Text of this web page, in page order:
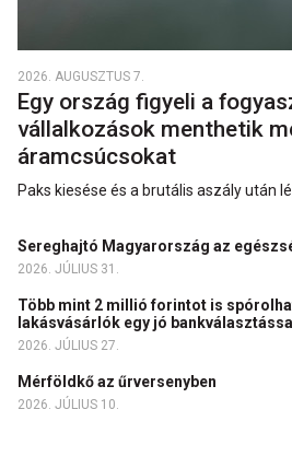
2026. AUGUSZTUS 7.
Egy ország figyeli a
vállalkozások menthetik
áramcsúcsokat
Paks kiesése és a brutális aszály után
Sereghajtó Magyarország az
2026. JÚLIUS 31.
Több mint 2 millió forintot is
lakásvásárlók egy jó bankválasztással
2026. JÚLIUS 27.
Mérföldkő az űrversenyben
2026. JÚLIUS 10.